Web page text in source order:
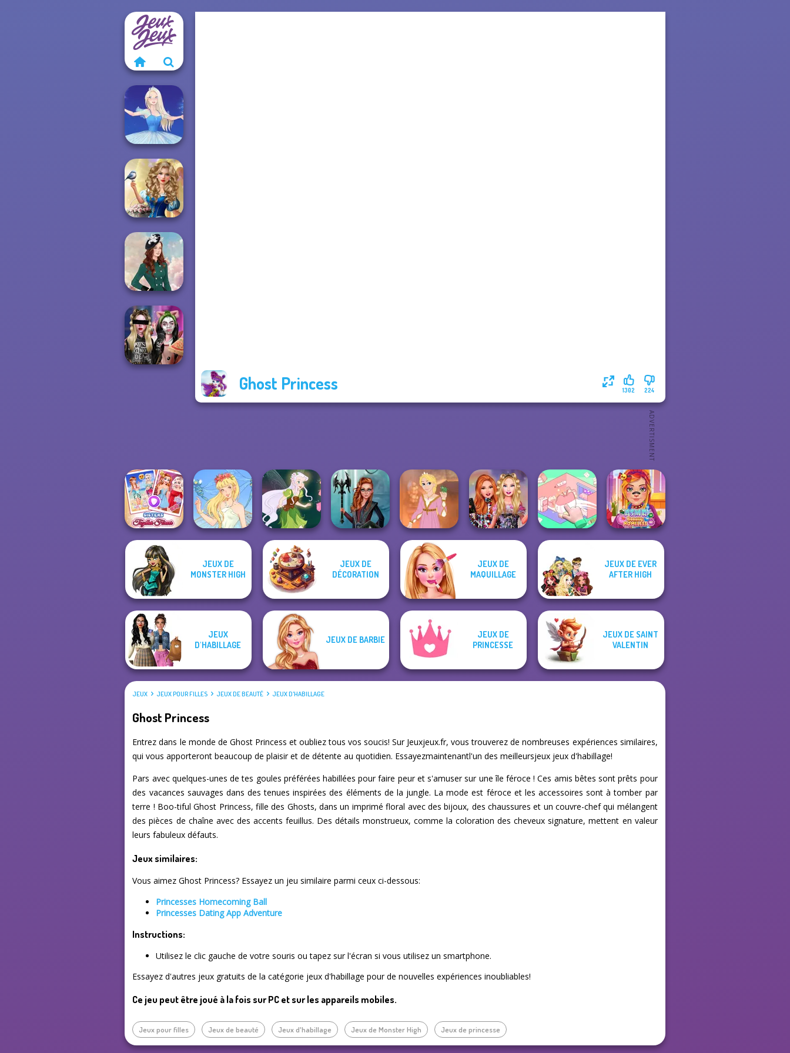
Ghost Princess 224
1302
Ice Ballerina
Storybook Glam
Dress Up
Advent...
Kate Middleton
Sisters Together
Forever
Thumbelina Pixie Friends
Centaur
Princesses
Rapunzel
Fashion
Bestie Birthday
Surprise
Organization
Princess
ASMR Beauty
Homeless
JEUX DE
MONSTER HIGH
JEUX DE
DÉCORATION
JEUX DE
MAQUILLAGE
JEUX DE EVER
AFTER HIGH
JEUX
D'HABILLAGE
JEUX DE BARBIE
JEUX DE
PRINCESSE
JEUX DE SAINT
VALENTIN
JEUX JEUX POUR FILLES JEUX DE BEAUTÉ JEUX D'HABILLAGE
Ghost Princess
Entrez dans le monde de Ghost Princess et oubliez tous vos soucis! Sur Jeuxjeux.fr, vous trouverez de nombreuses expériences similaires,
qui vous apporteront beaucoup de plaisir et de détente au quotidien. Essayezmaintenantl'un des meilleursjeux jeux d'habillage!
Pars avec quelques-unes de tes goules préférées habillées pour faire peur et s'amuser sur une île féroce ! Ces amis bêtes sont prêts pour
des vacances sauvages dans des tenues inspirées des éléments de la jungle. La mode est féroce et les accessoires sont à tomber par
terre ! Boo-tiful Ghost Princess, fille des Ghosts, dans un imprimé floral avec des bijoux, des chaussures et un couvre-chef qui mélangent
des pièces de chaîne avec des accents feuillus. Des détails monstrueux, comme la coloration des cheveux signature, mettent en valeur
leurs fabuleux défauts.
Jeux similaires:
Vous aimez Ghost Princess? Essayez un jeu similaire parmi ceux ci-dessous:
Princesses Homecoming Ball
Princesses Dating App Adventure
Instructions:
Utilisez le clic gauche de votre souris ou tapez sur l'écran si vous utilisez un smartphone.
Essayez d'autres jeux gratuits de la catégorie jeux d'habillage pour de nouvelles expériences inoubliables!
Ce jeu peut être joué à la fois sur PC et sur les appareils mobiles.
Jeux pour filles Jeux de beauté Jeux d'habillage Jeux de Monster High Jeux de princesse